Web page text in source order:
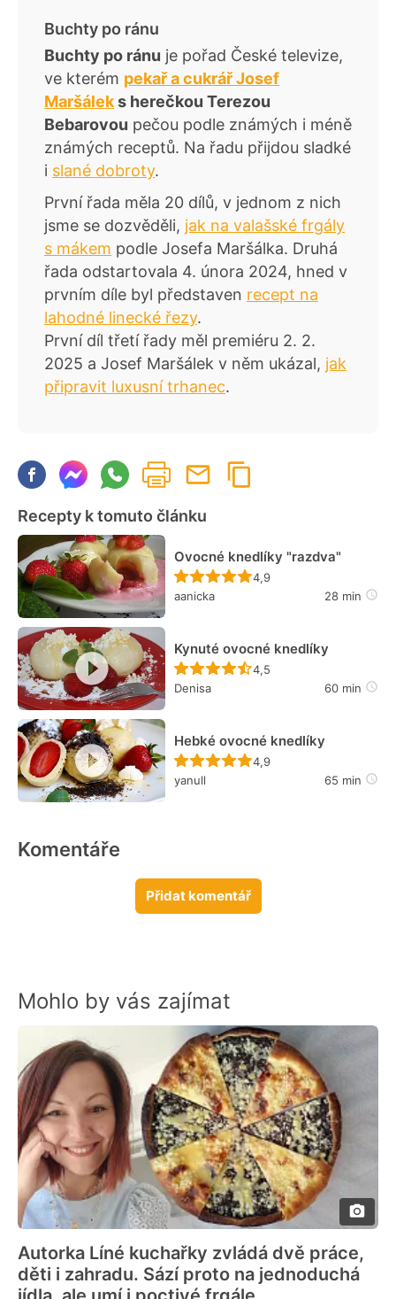
Buchty po ránu
Buchty po ránu je pořad České televize,
ve kterém pekař a cukrář Josef
Maršáleks herečkou Terezou
Bebarovou pečou podle známých i méně
známých receptů. Na řadu přijdou sladké
i slané dobroty.
První řada měla 20 dílů, v jednom z nich
jsme se dozvěděli, jak na valašské frgály
s mákem podle Josefa Maršálka. Druhá
řada odstartovala 4. února 2024, hned v
prvním díle byl představen recept na
lahodné linecké řezy.
První díl třetí řady měl premiéru 2. 2.
2025 a Josef Maršálek v něm ukázal, jak
připravit luxusní trhanec.
Recepty k tomuto článku
Ovocné knedlíky "razdva"
Recept ještě nebyl
4,9
aanicka
28 min
Kynuté ovocné knedlíky
Recept ještě nebyl
4,5
Denisa
60 min
Hebké ovocné knedlíky
Recept ještě nebyl
4,9
yanull
65 min
Komentáře
Přidat komentář
Mohlo by vás zajímat
Autorka Líné kuchařky zvládá dvě práce,
děti i zahradu. Sází proto na jednoduchá